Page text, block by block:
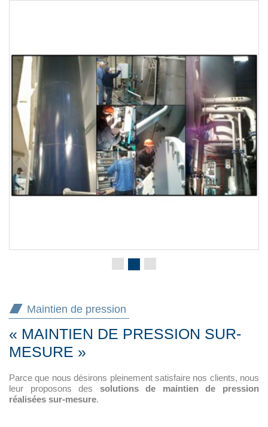
Maintien de pression
« MAINTIEN DE PRESSION SUR-
MESURE »
Parce que nous désirons pleinement satisfaire nos clients, nous
leur proposons des solutions de maintien de pression
réalisées sur-mesure.